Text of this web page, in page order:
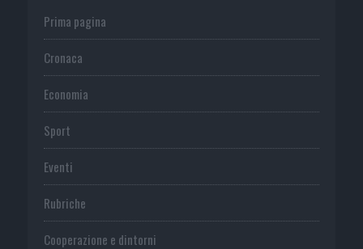
Prima pagina
Cronaca
Economia
Sport
Eventi
Rubriche
Cooperazione e dintorni